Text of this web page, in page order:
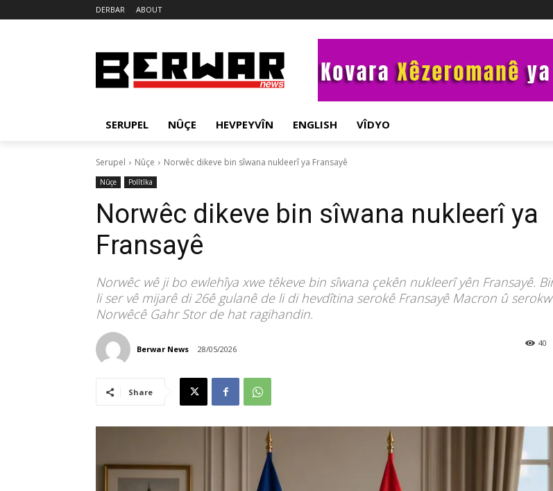
DERBAR ABOUT
SERUPEL NÛÇE HEVPEYVÎN ENGLISH VÎDYO
Serupel Nûçe Norwêc dikeve bin sîwana nukleerî ya Fransayê
Nûçe Polîtîka
Norwêc dikeve bin sîwana nukleerî ya
Fransayê
Norwêc wê ji bo ewlehîya xwe têkeve bin sîwana çekên nukleerî yên Fransayê.
li ser vê mijarê di 26ê gulanê de li di hevdîtina serokê Fransayê Macron û
Norwêcê Gahr Stor de hat ragihandin.
Berwar News 28/05/2026
40
Share